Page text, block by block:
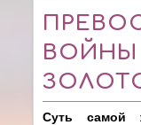
ВОЙНЫ
Суть самой